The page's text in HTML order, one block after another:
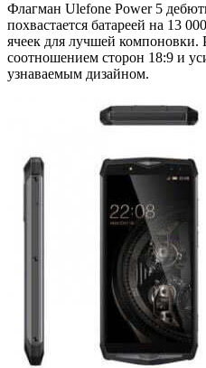
Флагман Ulefone Power 5
похвастается батареей на 13
ячеек для лучшей компоновки.
соотношением сторон 18:9 и
узнаваемым дизайном.